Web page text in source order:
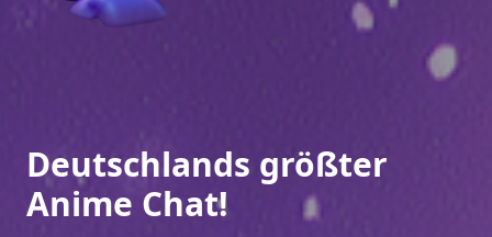
Deutschlands größter
Anime Chat!